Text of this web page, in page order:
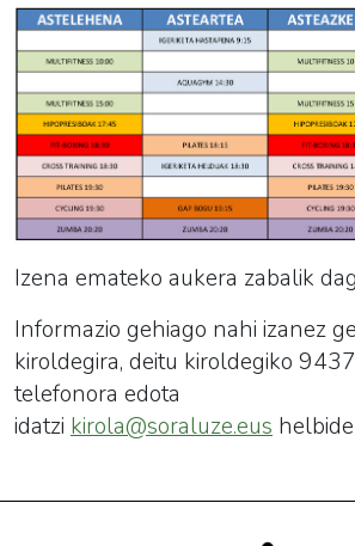
Izena emateko aukera zabalik
Informazio gehiago nahi izanez
kiroldegira, deitu kiroldegiko
telefonora edota
idatzi kirola@soraluze.eus